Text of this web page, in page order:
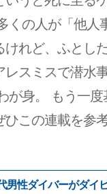
くの人が「他人
けれど、ふとし
レスミスで潜水
が身。 もう一
ひこの連載を参
男性ダイバーがダイ